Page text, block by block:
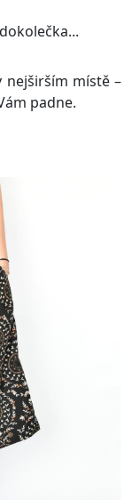
nejširším místě –
padne.